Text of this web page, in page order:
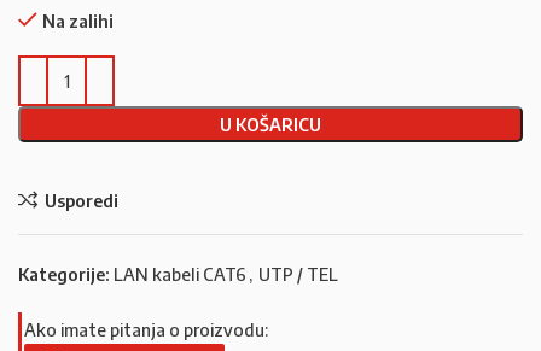
Na zalihi
U KOŠARICU
Usporedi
Kategorije: LAN kabeli CAT6 , UTP / TEL
Ako imate pitanja o proizvodu: